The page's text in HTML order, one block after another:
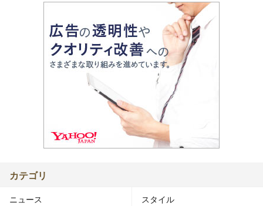
カテゴリ
ニュース スタイル